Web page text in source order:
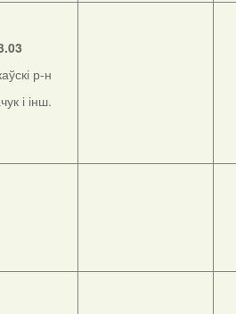
р-н
і інш.